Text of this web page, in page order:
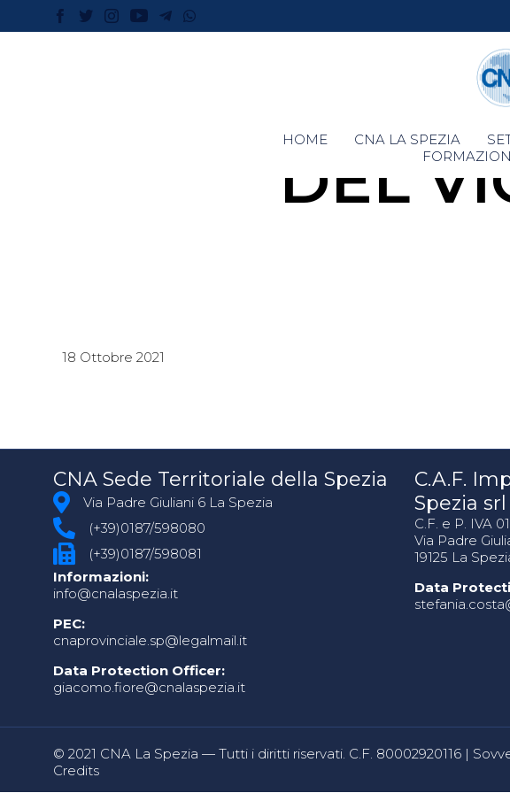
HOME CNA LA SPEZIA
DEL
18 Ottobre 2021
CNA Sede Territoriale della Spezia
Via Padre Giuliani 6 La Spezia
(+39)0187/598080
(+39)0187/598081
Informazioni:
info@cnalaspezia.it
PEC:
cnaprovinciale.sp@legalmail.it
Data Protection Officer:
giacomo.fiore@cnalaspezia.it
C.A.F.
Spezia srl
C.F. e P. IVA
Via Padre
19125 La
Data
© 2021 CNA La Spezia — Tutti i diritti riservati. C.F. 80002920116 |
Credits